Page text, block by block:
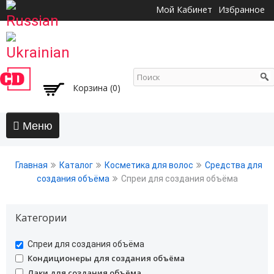
основному
Мой Кабинет Избранное
Корзина (0)
Бальзамы и кондиционеры
Воски, пасты, глина, помады для волос
Гели для волос
Главная Каталог Косметика для волос
Средства для
создания объёма
Спреи для создания объёма
Категории
undefined
Спреи для создания объёма
undefined
Кондиционеры для создания объёма
undefined